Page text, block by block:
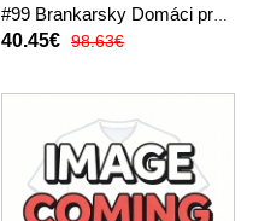
#99 Brankarsky Domáci pre
deti 2025-26 Dlhy Rukáv (+
40.45€ 98.63€